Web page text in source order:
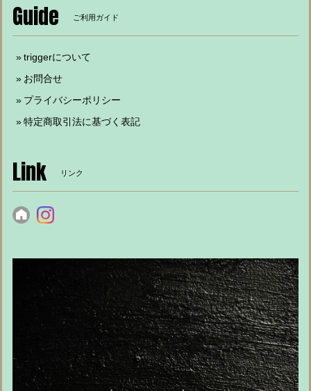
Guide ご利用ガイド
triggerについて
お問合せ
プライバシーポリシー
特定商取引法に基づく表記
Link リンク